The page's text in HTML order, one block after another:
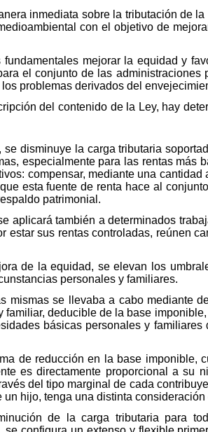
inmediata sobre la tributación de
con el objetivo de
fundamentales mejorar la equidad y
el conjunto de las
problemas derivados del
del contenido de la Ley, hay
disminuye la carga tributaria
especialmente para las rentas más
compensar, mediante una
esta fuente de renta hace al
patrimonial.
aplicará también a determinados
estar sus rentas controladas, reúnen
de la equidad, se elevan los
personales y familiares.
mismas se llevaba a cabo mediante
deducible de la base
básicas personales y
de reducción en la base imponible,
es directamente proporcional a su
del tipo marginal de cada
hijo, tenga una distinta
de la carga tributaria para